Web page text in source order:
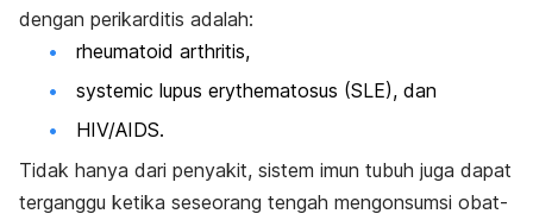
dengan perikarditis adalah:
rheumatoid arthritis,
systemic lupus erythematosus (SLE), dan
HIV/AIDS.
Tidak hanya dari penyakit, sistem imun tubuh juga dapat
terganggu ketika seseorang tengah mengonsumsi obat-